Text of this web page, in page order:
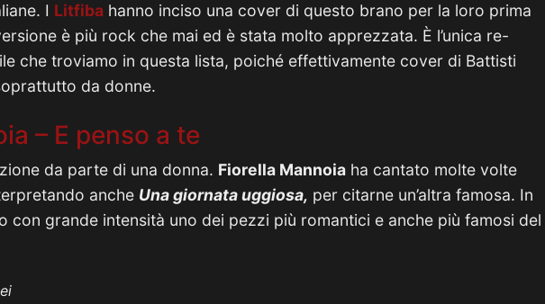
I Litfiba hanno inciso una cover di questo brano per la loro prima
è più rock che mai ed è stata molto apprezzata. È l’unica re-
che troviamo in questa lista, poiché effettivamente cover di Battisti
da donne.
– E penso a te
da parte di una donna. Fiorella Mannoia ha cantato molte volte
anche Una giornata uggiosa, per citarne un’altra famosa. In
con grande intensità uno dei pezzi più romantici e anche più famosi del